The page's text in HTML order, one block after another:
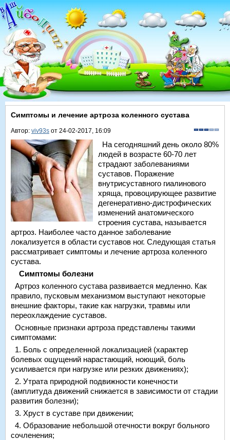
Симптомы и лечение артроза коленного сустава
Автор: viv93s от 24-02-2017, 16:09
На сегодняшний день около 80%
людей в возрасте 60-70 лет
страдают заболеваниями
суставов. Поражение
внутрисуставного гиалинового
хряща, провоцирующее развитие
дегенеративно-дистрофических
изменений анатомического
строения сустава, называется
артроз. Наиболее часто данное заболевание
локализуется в области суставов ног. Следующая статья
рассматривает симптомы и лечение артроза коленного
сустава.
Симптомы болезни
Артроз коленного сустава развивается медленно. Как
правило, пусковым механизмом выступают некоторые
внешние факторы, такие как нагрузки, травмы или
переохлаждение суставов.
Основные признаки артроза представлены такими
симптомами:
1. Боль с определенной локализацией (характер
болевых ощущений нарастающий, ноющий, боль
усиливается при нагрузке или резких движениях);
2. Утрата природной подвижности конечности
(амплитуда движений снижается в зависимости от стадии
развития болезни);
3. Хруст в суставе при движении;
4. Образование небольшой отечности вокруг больного
сочленения;